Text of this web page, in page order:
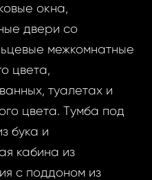
окна,
двери со
межкомнатные
цвета,
туалетах и
цвета. Tумба под
бука и
кабина из
с поддоном из